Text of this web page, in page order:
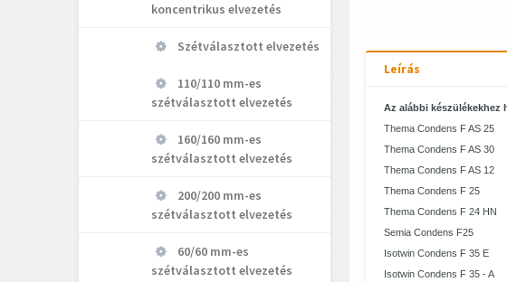
koncentrikus elvezetés
Szétválasztott elvezetés
110/110 mm-es
szétválasztott elvezetés
160/160 mm-es
szétválasztott elvezetés
200/200 mm-es
szétválasztott elvezetés
60/60 mm-es
szétválasztott elvezetés
Leírás
Az alábbi készülékekhez
Thema Condens F AS 25
Thema Condens F AS 30
Thema Condens F AS 12
Thema Condens F 25
Thema Condens F 24 HN
Semia Condens F25
Isotwin Condens F 35 E
Isotwin Condens F 35 - A